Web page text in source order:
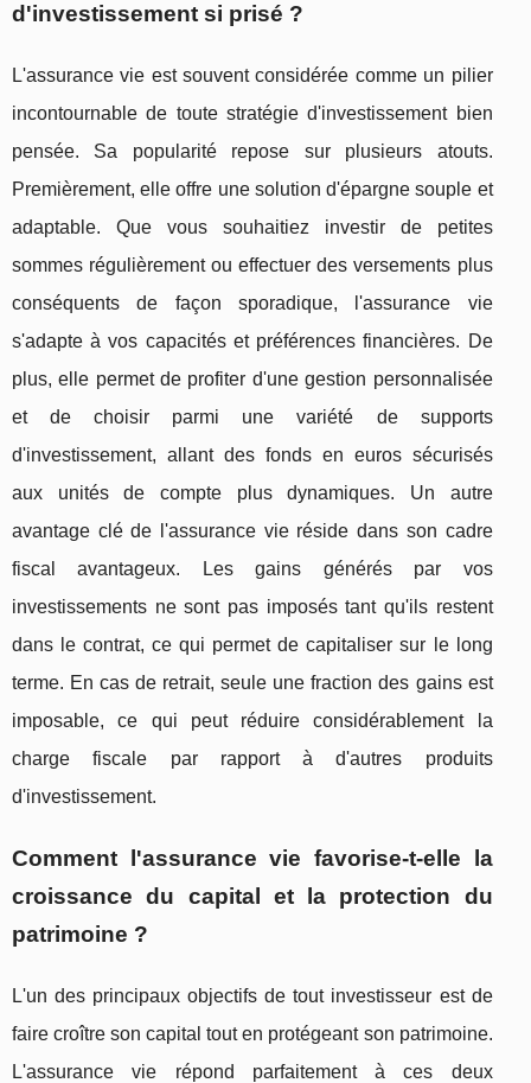
d'investissement si prisé ?
L'assurance vie est souvent considérée comme un pilier
incontournable de toute stratégie d'investissement bien
pensée. Sa popularité repose sur plusieurs atouts.
Premièrement, elle offre une solution d'épargne souple et
adaptable. Que vous souhaitiez investir de petites
sommes régulièrement ou effectuer des versements plus
conséquents de façon sporadique, l'assurance vie
s'adapte à vos capacités et préférences financières. De
plus, elle permet de profiter d'une gestion personnalisée
et de choisir parmi une variété de supports
d'investissement, allant des fonds en euros sécurisés
aux unités de compte plus dynamiques. Un autre
avantage clé de l'assurance vie réside dans son cadre
fiscal avantageux. Les gains générés par vos
investissements ne sont pas imposés tant qu'ils restent
dans le contrat, ce qui permet de capitaliser sur le long
terme. En cas de retrait, seule une fraction des gains est
imposable, ce qui peut réduire considérablement la
charge fiscale par rapport à d'autres produits
d'investissement.
Comment l'assurance vie favorise-t-elle la
croissance du capital et la protection du
patrimoine ?
L'un des principaux objectifs de tout investisseur est de
faire croître son capital tout en protégeant son patrimoine.
L'assurance vie répond parfaitement à ces deux